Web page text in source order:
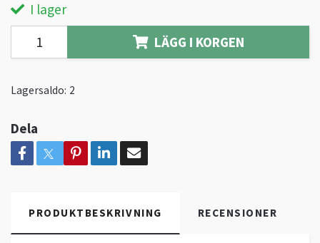
I lager
LÄGG I KORGEN
Lagersaldo: 2
Dela
PRODUKTBESKRIVNING RECENSIONER